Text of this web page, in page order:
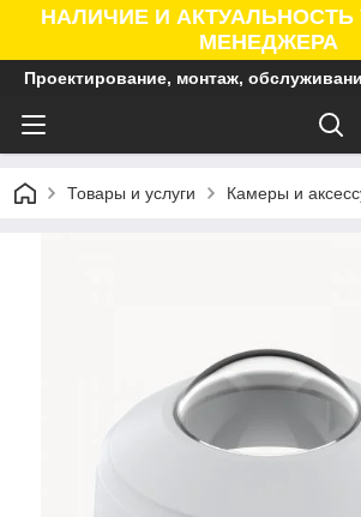
НАЛИЧИЕ И АКТУАЛЬНОСТЬ
МЕНЕДЖЕРА
Проектирование, монтаж,
Товары и услуги Камеры и